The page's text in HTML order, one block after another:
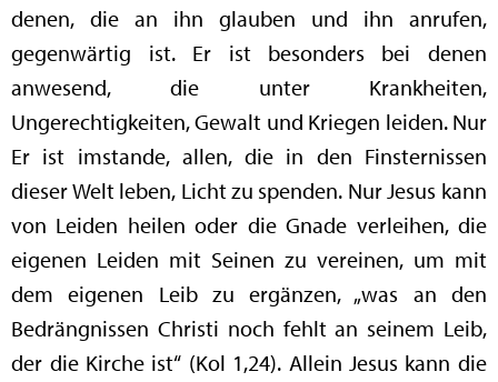
denen, die an ihn glauben und ihn anrufen,
gegenwärtig ist. Er ist besonders bei denen
anwesend, die unter Krankheiten,
Ungerechtigkeiten, Gewalt und Kriegen leiden. Nur
Er ist imstande, allen, die in den Finsternissen
dieser Welt leben, Licht zu spenden. Nur Jesus kann
von Leiden heilen oder die Gnade verleihen, die
eigenen Leiden mit Seinen zu vereinen, um mit
dem eigenen Leib zu ergänzen, „was an den
Bedrängnissen Christi noch fehlt an seinem Leib,
der die Kirche ist“ (Kol 1,24). Allein Jesus kann die